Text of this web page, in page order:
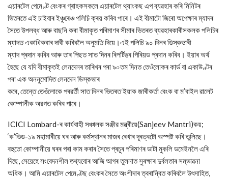
এয়াৰটেল পেমেণ্ট বেংকৰ গ্ৰাহকসকলে এয়াৰটেল থ্যাংকছ এপ ব্যৱহাৰ কৰি মিনিটৰ
ভিতৰতে এই চাইবাৰ ইঞ্চুৰেঞ্চ পলিচি ক্ৰয় কৰিব পাৰে। এই বীমাটো জিৰো অপেক্ষাৰ ম্যাদৰ
সৈতে উপলব্ধ আৰু বাছনি কৰা বীমাকৃত পৰিমাণৰ সীমাৰ ভিতৰত ব্যৱহাৰকাৰীসকলক পলিচিৰ
ম্যাদত একাধিকবাৰ দাবী কৰিবলৈ অনুমতি দিয়ে।এই পলিচি ৯০ দিনৰ ডিস্কভাৰী
ম্যাদ প্ৰদান কৰিব আৰু তাৰ পিছত সাত দিনৰ ৰিপৰ্টিঙৰ পিৰিয়ড প্ৰদান কৰিব। ইয়াৰ অৰ্থ
হৈছে যে যদি বীমাকৃতই লেনদেনৰ তাৰিখৰ পৰা ৯০তম দিনত তেওঁলোকৰ কাৰ্ড বা একাউণ্টৰ
পৰা এক অননুমোদিত লেনদেন ডিস্কভাৰ
কৰে, তেন্তে তেওঁলোকে পৰৱৰ্তী সাত দিনৰ ভিতৰত ইয়াক জাৰীকৰ্তা বেংক বা ম’বাইল ৱালেট
কোম্পানীক অৱগত কৰিব পাৰে।
ICICI Lombard-ৰ কাৰ্যবাহী সঞ্চালক সঞ্জীৱ মন্ত্ৰীয়ে(Sanjeev Mantri)কয়;
‘ক’ভিড-১৯ মহামাৰীয়ে ঘৰ আৰু কৰ্মস্থানৰ মাজৰ ৰেখাৰ দূৰত্বটো অস্পষ্ট কৰি তুলিছে।
বহুতো কোম্পানীয়ে ঘৰৰ পৰা কাম কৰাৰ সৈতে প্ৰচুৰ পৰিমাণৰ ডাটা মুকলি ডমেইনলৈ এৰি
দিছে, সেয়েহে সংবেদনশীল তথ্যবোৰ আজি আগৰ তুলনাত সুৰক্ষাৰ দুৰ্বলতাৰ সম্ভাৱনা
অধিক। আমি এয়াৰটেল পেমেণ্টছ বেংকৰ সৈতে অংশীদাৰ ত্বৰান্বিত কৰিবলৈ উৎসাহিত,